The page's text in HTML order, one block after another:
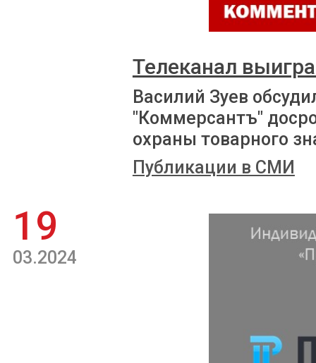
Телеканал
Василий Зуев
"Коммерсантъ"
охраны товарного
Публикации в СМИ
19
03.2024